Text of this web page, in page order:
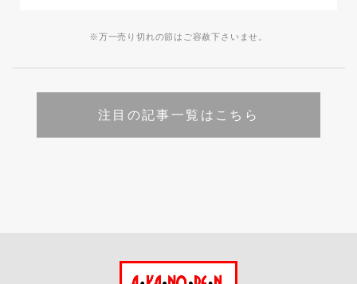
※万一売り切れの節はご容赦下さいませ。
注目の記事一覧はこちら